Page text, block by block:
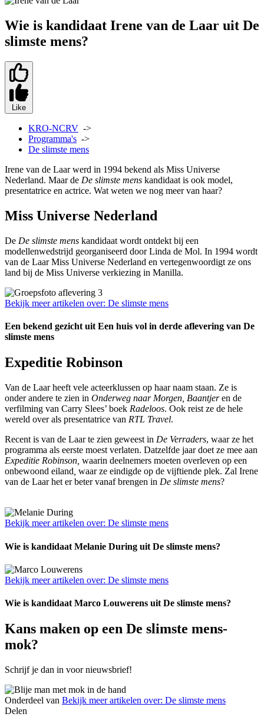
Wie is kandidaat Irene van de Laar uit De
slimste mens?
Like
KRO-NCRV ->
Programma's ->
De slimste mens
Irene van de Laar werd in 1994 bekend als Miss Universe
Nederland. Maar de De slimste mens kandidaat is ook model,
presentatrice en actrice. Wat weten we nog meer van haar?
Miss Universe Nederland
De De slimste mens kandidaat wordt ontdekt bij een
modellenwedstrijd georganiseerd door Linda de Mol. In 1994 wordt
van de Laar Miss Universe Nederland en vertegenwoordigt ze ons
land bij de Miss Universe verkiezing in Manilla.
Bekijk meer artikelen over: De slimste mens
Een bekend gezicht uit Een huis vol in derde aflevering van De
slimste mens
Expeditie Robinson
Van de Laar heeft vele acteerklussen op haar naam staan. Ze is
onder andere te zien in Onderweg naar Morgen, Baantjeren de
verfilming van Carry Slees’ boek Radeloos. Ook reist ze de hele
wereld over als presentatrice van RTL Travel.
Recent is van de Laar te zien geweest in De Verraders, waar ze het
programma als eerste moest verlaten. Datzelfde jaar doet ze mee aan
Expeditie Robinson, waarin deelnemers moeten overleven op een
onbewoond eiland waar ze eindigde op de vijftiende plek. Zal Irene
van de Laar het er beter vanaf brengen in De slimste mens?
Bekijk meer artikelen over: De slimste mens
Wie is kandidaat Melanie During uit De slimste mens?
Bekijk meer artikelen over: De slimste mens
Wie is kandidaat Marco Louwerens uit De slimste mens?
Kans maken op een De slimste mens-
mok?
Schrijf je dan in voor nieuwsbrief!
Onderdeel van Bekijk meer artikelen over: De slimste mens
Delen